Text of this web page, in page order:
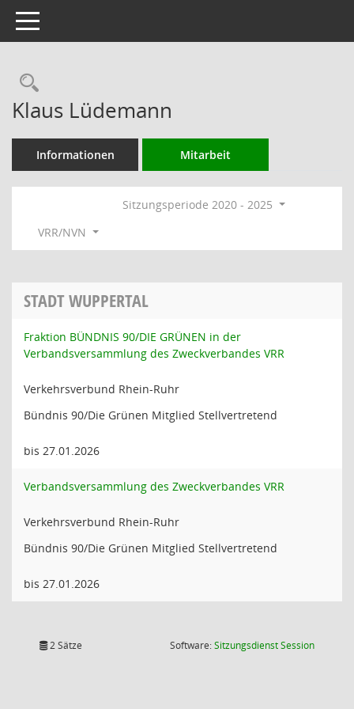
Toggle navigation
Rechercheauswahl
Klaus Lüdemann
Informationen Mitarbeit
Sitzungsperiode 2020 - 2025
VRR/NVN
STADT WUPPERTAL
Fraktion BÜNDNIS 90/DIE GRÜNEN in der
Verbandsversammlung des Zweckverbandes VRR
Verkehrsverbund Rhein-Ruhr
Bündnis 90/Die Grünen Mitglied Stellvertretend
bis 27.01.2026
Verbandsversammlung des Zweckverbandes VRR
Verkehrsverbund Rhein-Ruhr
Bündnis 90/Die Grünen Mitglied Stellvertretend
bis 27.01.2026
2 Sätze Software:SitzungsdienstSession(Wird in